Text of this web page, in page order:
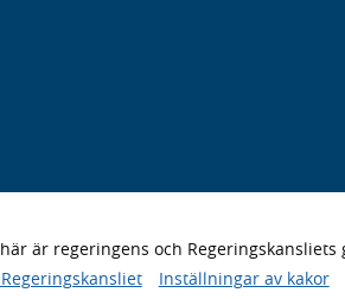
är regeringens och
Inställningar av kakor